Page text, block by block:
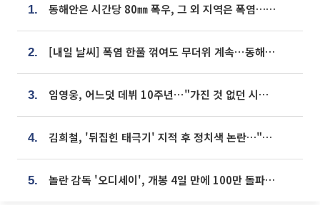
1. 동해안은 시간당 80㎜ 폭우, 그 외 지역은 폭염…‘극과 극 날씨’
2. [내일 날씨] 폭염 한풀 꺾여도 무더위 계속⋯동해안 이틀 연속 비
3. 임영웅, 어느덧 데뷔 10주년⋯"가진 것 없던 시절, 내 앞엔 20명의 팬뿐"
4. 김희철, '뒤집힌 태극기' 지적 후 정치색 논란…"좌우 떠나 우리나라 국기"
5. 놀란 감독 '오디세이', 개봉 4일 만에 100만 돌파⋯'왕사남' 보다 빠르다